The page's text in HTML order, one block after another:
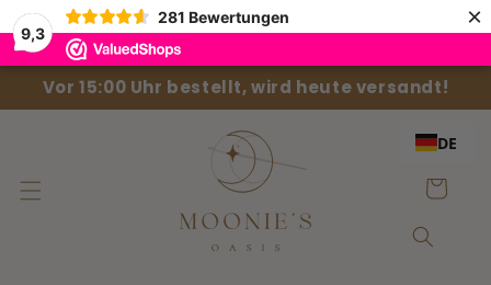
9,3
281 Bewertungen ×
zum
Inhalt
Vor 15:00 Uhr bestellt, wird heute versandt!
DE